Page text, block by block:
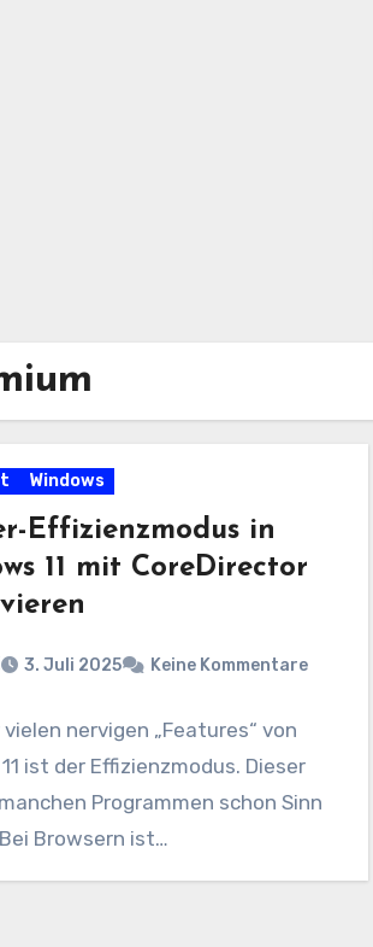
Windows
Effizienzmodus in
11 mit CoreDirector
3. Juli 2025 Keine Kommentare
vielen nervigen „Features“ von
ist der Effizienzmodus. Dieser
Programmen schon Sinn
Browsern ist…